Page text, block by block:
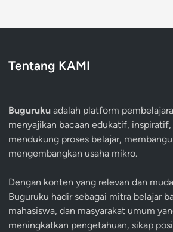
Tentang KAMI
Buguruku adalah platform
menyajikan bacaan edukatif,
mendukung proses belajar,
mengembangkan usaha mikro.
Dengan konten yang relevan dan
Buguruku hadir sebagai mitra belajar
mahasiswa, dan masyarakat umum
meningkatkan pengetahuan, sikap